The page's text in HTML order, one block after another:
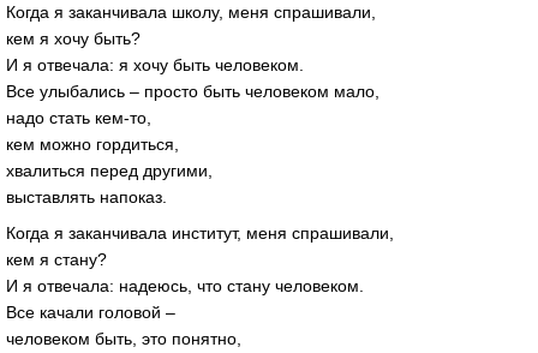
Когда я заканчивала школу, меня спрашивали,
кем я хочу быть?
И я отвечала: я хочу быть человеком.
Все улыбались – просто быть человеком мало,
надо стать кем-то,
кем можно гордиться,
хвалиться перед другими,
выставлять напоказ.
Когда я заканчивала институт, меня спрашивали,
кем я стану?
И я отвечала: надеюсь, что стану человеком.
Все качали головой –
человеком быть, это понятно,